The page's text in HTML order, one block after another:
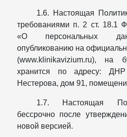
1.6. Настоящая
требованиями п. 2 ст. 18.1
«О персональных
опубликованию на
(www.klinikavizium.ru), на
хранится по адресу: ДНР
Нестерова, дом 91,
1.7. Настоящая
бессрочно после
новой версией.